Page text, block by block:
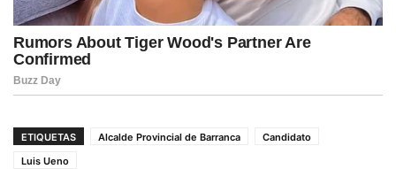
ETIQUETAS Alcalde Provincial de Barranca
Candidato
Luis Ueno